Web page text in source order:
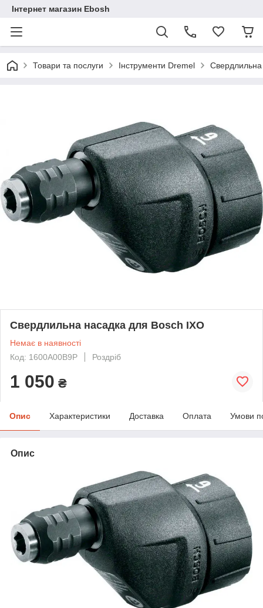
Інтернет магазин Ebosh
Товари та послуги Інструменти Dremel
Cвердлильна насадка для Bosch IXO
Немає в наявності
Код: 1600A00B9P
Роздріб
1 050 ₴
Опис Характеристики Доставка Оплата Умови
Опис